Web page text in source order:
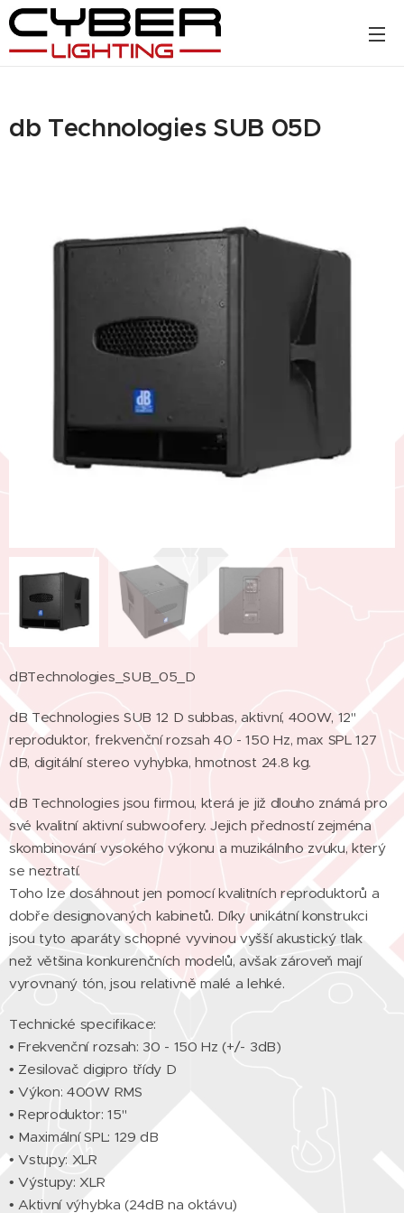
db Technologies SUB 05D
dBTechnologies_SUB_05_D
dB Technologies SUB 12 D subbas, aktivní, 400W, 12"
reproduktor, frekvenční rozsah 40 - 150 Hz, max SPL 127
dB, digitální stereo vyhybka, hmotnost 24.8 kg.
dB Technologies jsou firmou, která je již dlouho známá pro
své kvalitní aktivní subwoofery. Jejich předností zejména
skombinování vysokého výkonu a muzikálního zvuku, který
se neztratí.
Toho lze dosáhnout jen pomocí kvalitních reproduktorů a
dobře designovaných kabinetů. Díky unikátní konstrukci
jsou tyto aparáty schopné vyvinou vyšší akustický tlak
než většina konkurenčních modelů, avšak zároveň mají
vyrovnaný tón, jsou relativně malé a lehké.
Technické specifikace:
• Frekvenční rozsah: 30 - 150 Hz (+/- 3dB)
• Zesilovač digipro třídy D
• Výkon: 400W RMS
• Reproduktor: 15"
• Maximální SPL: 129 dB
• Vstupy: XLR
• Výstupy: XLR
• Aktivní výhybka (24dB na oktávu)